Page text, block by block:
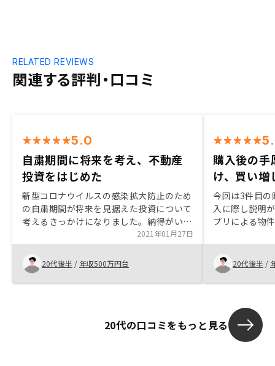
関連する評判・口コミ
RELATED REVIEWS
5.0
自粛期間に将来を考え、不動産
投資をはじめた
新型コロナウイルスの感染拡大防止のため
の自粛期間が将来を見据えた投資について
考えるきっかけになりました。納得がいく
まで不動産投資のメリットとリスクについ
てご説明いただき、良い物件にご縁があっ
たので購入に至りました。
2021年01月27日
20代後半 / 年収500万円台
購入後の手
け、買い増
今回は3件目
入に際し説明
プリによる物
といった点か
ーンの与信枠
予定です。
20代後半 /
20代の口コミをもっと見る